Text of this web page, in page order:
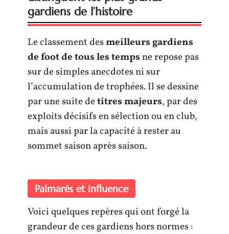
gardiens de l’histoire
Le classement desmeilleurs gardiens
de foot de tous les tempsne repose pas
sur de simples anecdotes ni sur
l’accumulation de trophées. Il se dessine
par une suite detitres majeurs, par des
exploits décisifs en sélection ou en club,
mais aussi par la capacité à rester au
sommet saison après saison.
Palmarès et influence
Voici quelques repères qui ont forgé la
grandeur de ces gardiens hors normes :